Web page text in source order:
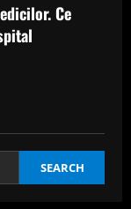
Ce
SEARCH